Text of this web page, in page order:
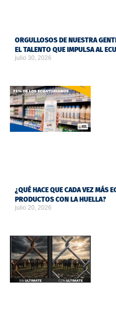
ORGULLOSOS DE NUESTRA
EL TALENTO QUE IMPULSA AL
julio 30, 2026
¿QUÉ HACE QUE CADA VEZ MÁS
PRODUCTOS CON LA HUELLA?
julio 20, 2026